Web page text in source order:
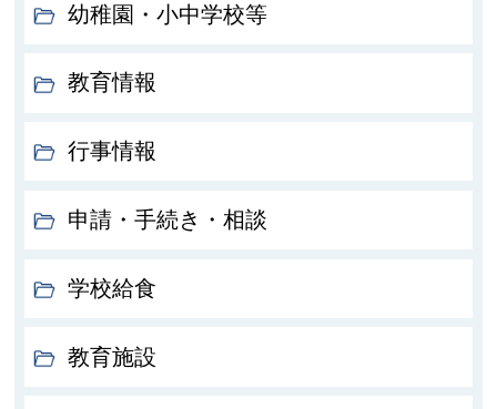
幼稚園・小中学校等
教育情報
行事情報
申請・手続き・相談
学校給食
教育施設